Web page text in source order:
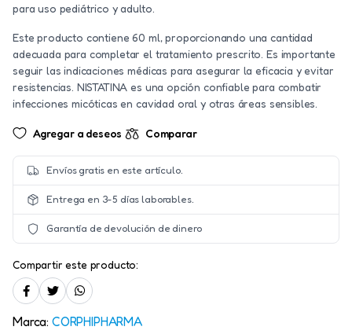
para uso pediátrico y adulto.
Este producto contiene 60 ml, proporcionando una cantidad
adecuada para completar el tratamiento prescrito. Es importante
seguir las indicaciones médicas para asegurar la eficacia y evitar
resistencias. NISTATINA es una opción confiable para combatir
infecciones micóticas en cavidad oral y otras áreas sensibles.
Agregar a deseos Comparar
Envíos gratis en este artículo.
Entrega en 3-5 días laborables.
Garantía de devolución de dinero
Compartir este producto:
Marca: CORPHIPHARMA